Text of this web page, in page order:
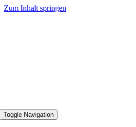
Zum Inhalt springen
Toggle Navigation